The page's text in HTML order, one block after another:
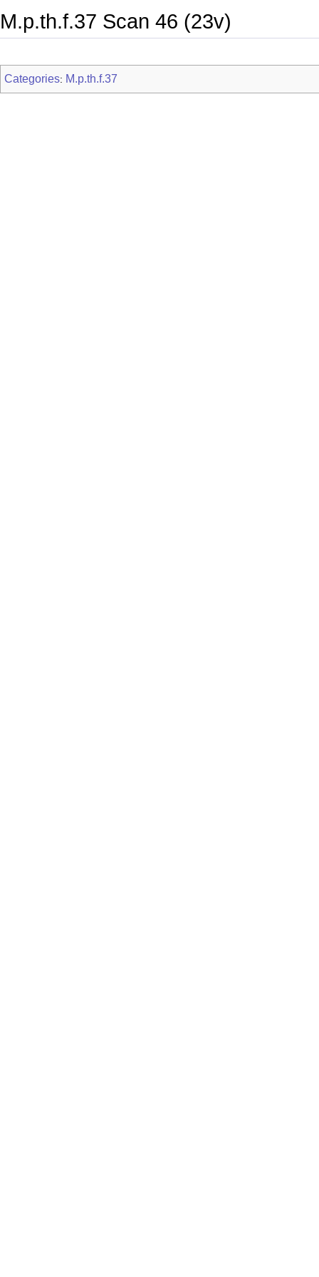
M.p.th.f.37 Scan 46 (23v)
Categories: M.p.th.f.37